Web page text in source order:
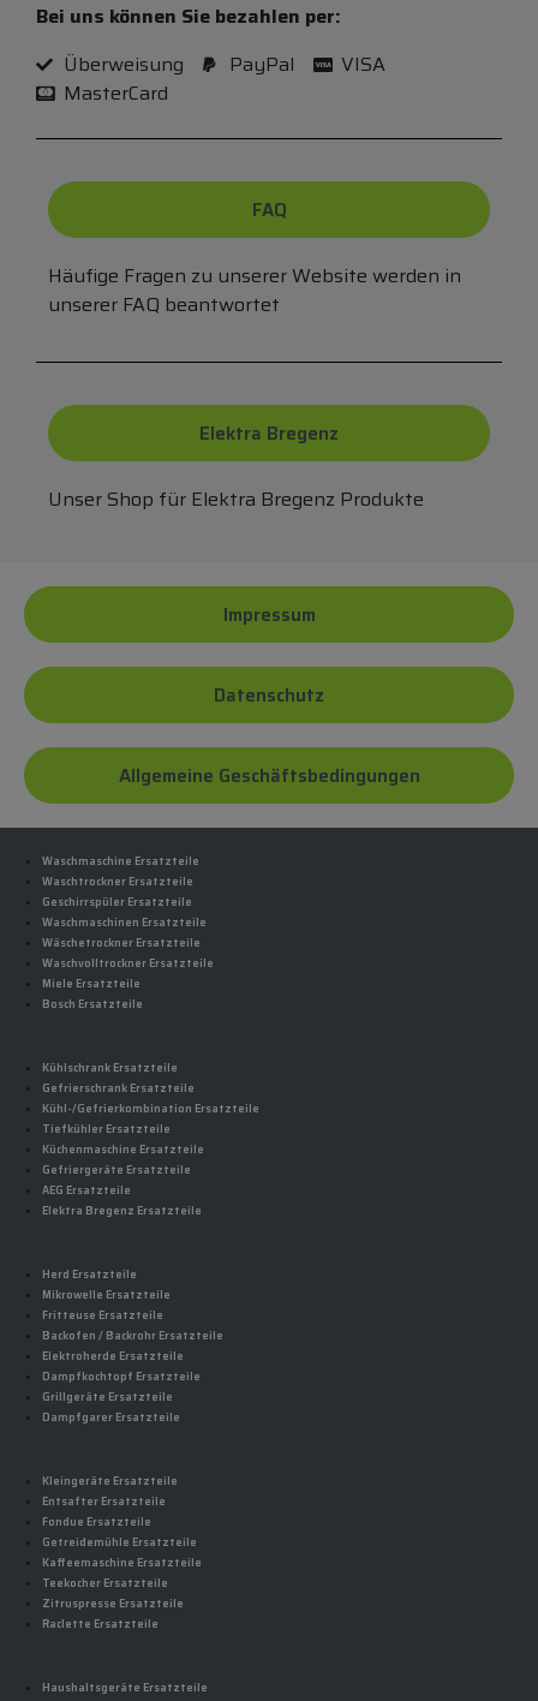
Bei uns können Sie bezahlen per:
Überweisung
PayPal
VISA
MasterCard
FAQ
Häufige Fragen zu unserer Website werden in
unserer FAQ beantwortet
Elektra Bregenz
Unser Shop für Elektra Bregenz Produkte
Impressum
Datenschutz
Allgemeine Geschäftsbedingungen
Waschmaschine Ersatzteile
Waschtrockner Ersatzteile
Geschirrspüler Ersatzteile
Waschmaschinen Ersatzteile
Wäschetrockner Ersatzteile
Waschvolltrockner Ersatzteile
Miele Ersatzteile
Bosch Ersatzteile
Kühlschrank Ersatzteile
Gefrierschrank Ersatzteile
Kühl-/Gefrierkombination Ersatzteile
Tiefkühler Ersatzteile
Küchenmaschine Ersatzteile
Gefriergeräte Ersatzteile
AEG Ersatzteile
Elektra Bregenz Ersatzteile
Herd Ersatzteile
Mikrowelle Ersatzteile
Fritteuse Ersatzteile
Backofen / Backrohr Ersatzteile
Elektroherde Ersatzteile
Dampfkochtopf Ersatzteile
Grillgeräte Ersatzteile
Dampfgarer Ersatzteile
Kleingeräte Ersatzteile
Entsafter Ersatzteile
Fondue Ersatzteile
Getreidemühle Ersatzteile
Kaffeemaschine Ersatzteile
Teekocher Ersatzteile
Zitruspresse Ersatzteile
Raclette Ersatzteile
Haushaltsgeräte Ersatzteile